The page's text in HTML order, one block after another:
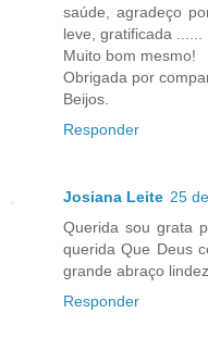
saúde, agradeço
leve, gratificada ......
Muito bom mesmo!
Obrigada por
Beijos.
Responder
Josiana Leite 25
Querida sou grata
querida Que Deus
grande abraço
Responder